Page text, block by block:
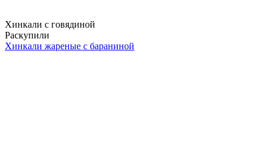
Хинкали с говядиной
Раскупили
Хинкали жареные с бараниной